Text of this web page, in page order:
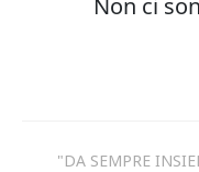
"DA SEMPRE